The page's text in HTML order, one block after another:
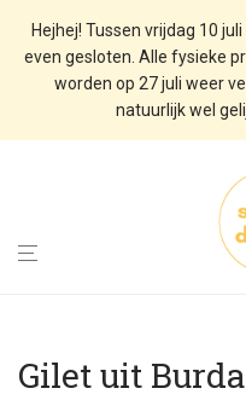
Hejhej! Tussen vrijdag 10
even gesloten. Alle fysieke
worden op 27 juli weer
natuurlijk wel
Gilet uit